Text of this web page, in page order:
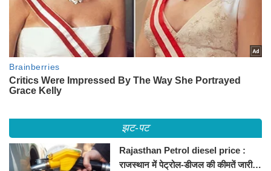
झट-पट
Rajasthan Petrol diesel price :
राजस्थान में पेट्रोल-डीजल की कीमतें जारी,